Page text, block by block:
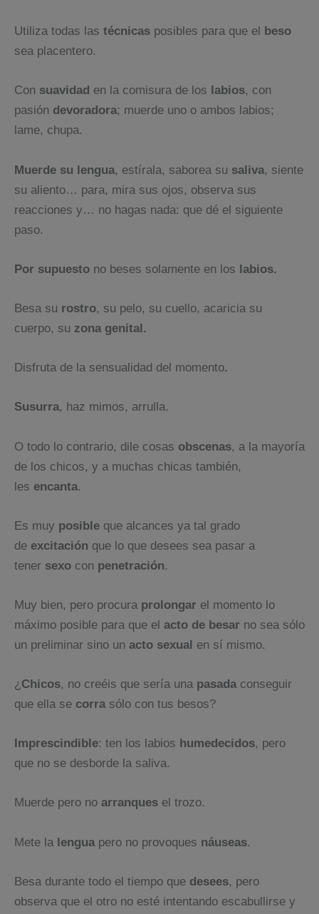
Utiliza todas las técnicas posibles para que el
beso
sea placentero.
Con suavidad en la comisura de los labios, con
pasión devoradora; muerde uno o ambos labios;
lame, chupa.
Muerde su lengua, estírala, saborea su saliva, siente
su aliento… para, mira sus ojos, observa sus
reacciones y… no hagas nada: que dé el siguiente
paso.
Por supuesto no beses solamente en los labios.
Besa su rostro, su pelo, su cuello, acaricia su
cuerpo, su zona genital.
Disfruta de la sensualidad del momento.
Susurra, haz mimos, arrulla.
O todo lo contrario, dile cosas obscenas, a la mayoría
de los chicos, y a muchas chicas también,
les encanta.
Es muy posible que alcances ya tal grado
de excitación que lo que desees sea pasar a
tener sexo con penetración.
Muy bien, pero procura prolongar el momento lo
máximo posible para que el acto de besar no sea sólo
un preliminar sino un acto sexual en sí mismo.
¿Chicos, no creéis que sería una pasadaconseguir
que ella se corrasólo con tus besos?
Imprescindible: ten los labios humedecidos, pero
que no se desborde la saliva.
Muerde pero no arranques el trozo.
Mete la lengua pero no provoques náuseas.
Besa durante todo el tiempo que desees, pero
observa que el otro no esté intentando escabullirse y